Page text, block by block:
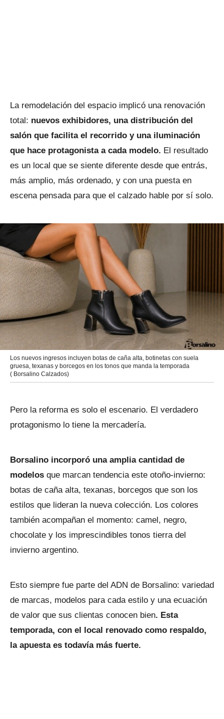
La remodelación del espacio implicó una renovación
total: nuevos exhibidores, una distribución del
salón que facilita el recorrido y una iluminación
que hace protagonista a cada modelo. El resultado
es un local que se siente diferente desde que entrás,
más amplio, más ordenado, y con una puesta en
escena pensada para que el calzado hable por sí solo.
Los nuevos ingresos incluyen botas de caña alta, botinetas con suela
gruesa, texanas y borcegos en los tonos que manda la temporada
( Borsalino Calzados)
Pero la reforma es solo el escenario. El verdadero
protagonismo lo tiene la mercadería.
Borsalino incorporó una amplia cantidad de
modelos que marcan tendencia este otoño-invierno:
botas de caña alta, texanas, borcegos que son los
estilos que lideran la nueva colección. Los colores
también acompañan el momento: camel, negro,
chocolate y los imprescindibles tonos tierra del
invierno argentino.
Esto siempre fue parte del ADN de Borsalino: variedad
de marcas, modelos para cada estilo y una ecuación
de valor que sus clientas conocen bien. Esta
temporada, con el local renovado como respaldo,
la apuesta es todavía más fuerte.